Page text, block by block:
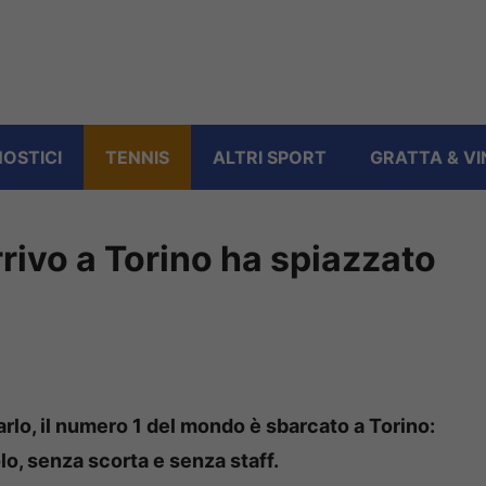
TENNIS ALTRI SPORT GRATTA &
a Torino ha spiazzato
il numero 1 del mondo è sbarcato a Torino:
senza scorta e senza staff.